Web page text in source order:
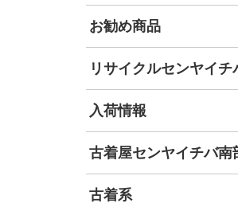
お勧め商品
リサイクルセンヤイチ
入荷情報
古着屋センヤイチバ南
古着系